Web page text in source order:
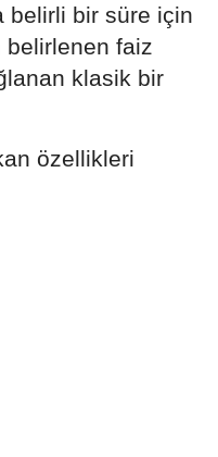
belirli bir süre için
belirlenen faiz
klasik bir
özellikleri